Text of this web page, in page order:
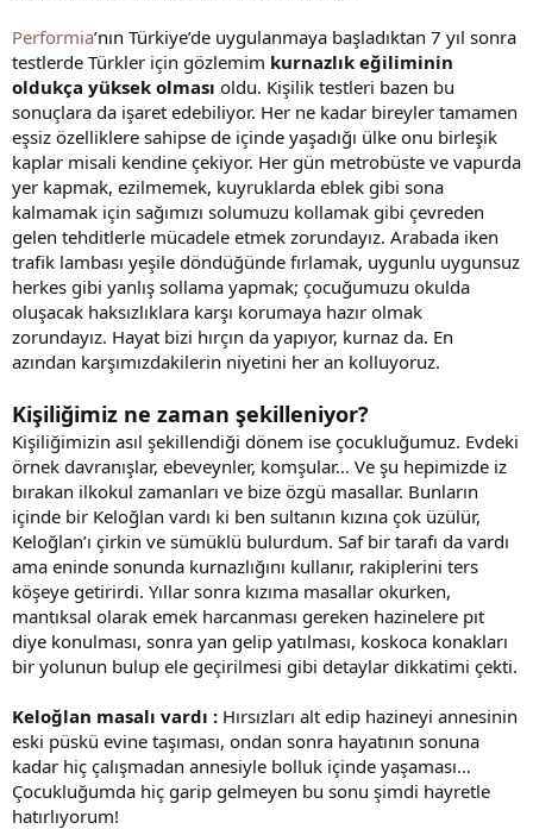
Performia’nın Türkiye’de uygulanmaya başladıktan 7 yıl sonra
testlerde Türkler için gözlemim kurnazlık eğiliminin
oldukça yüksek olması oldu. Kişilik testleri bazen bu
sonuçlara da işaret edebiliyor. Her ne kadar bireyler tamamen
eşsiz özelliklere sahipse de içinde yaşadığı ülke onu birleşik
kaplar misali kendine çekiyor. Her gün metrobüste ve vapurda
yer kapmak, ezilmemek, kuyruklarda eblek gibi sona
kalmamak için sağımızı solumuzu kollamak gibi çevreden
gelen tehditlerle mücadele etmek zorundayız. Arabada iken
trafik lambası yeşile döndüğünde fırlamak, uygunlu uygunsuz
herkes gibi yanlış sollama yapmak; çocuğumuzu okulda
oluşacak haksızlıklara karşı korumaya hazır olmak
zorundayız. Hayat bizi hırçın da yapıyor, kurnaz da. En
azından karşımızdakilerin niyetini her an kolluyoruz.
Kişiliğimiz ne zaman şekilleniyor?
Kişiliğimizin asıl şekillendiği dönem ise çocukluğumuz. Evdeki
örnek davranışlar, ebeveynler, komşular… Ve şu hepimizde iz
bırakan ilkokul zamanları ve bize özgü masallar. Bunların
içinde bir Keloğlan vardı ki ben sultanın kızına çok üzülür,
Keloğlan’ı çirkin ve sümüklü bulurdum. Saf bir tarafı da vardı
ama eninde sonunda kurnazlığını kullanır, rakiplerini ters
köşeye getirirdi. Yıllar sonra kızıma masallar okurken,
mantıksal olarak emek harcanması gereken hazinelere pıt
diye konulması, sonra yan gelip yatılması, koskoca konakları
bir yolunun bulup ele geçirilmesi gibi detaylar dikkatimi çekti.
Keloğlan masalı vardı : Hırsızları alt edip hazineyi annesinin
eski püskü evine taşıması, ondan sonra hayatının sonuna
kadar hiç çalışmadan annesiyle bolluk içinde yaşaması…
Çocukluğumda hiç garip gelmeyen bu sonu şimdi hayretle
hatırlıyorum!